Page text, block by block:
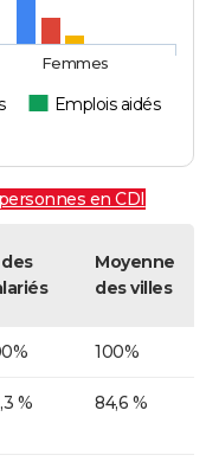
Emplois aidés
Femmes
en CDI
des
Moyenne
des villes
100%
% 84,6 %